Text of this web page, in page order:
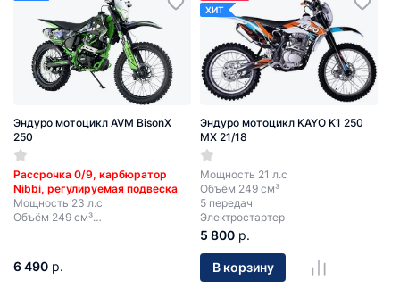
Эндуро мотоцикл AVM BisonX
250
Рассрочка 0/9, карбюратор
Nibbi, регулируемая подвеска
Мощность 23 л.с
Объём 249 см³
6 490 р.
ХИТ
Эндуро мотоцикл KAYO K1 250
MX 21/18
Мощность 21 л.с
Объём 249 см³
5 передач
Электростартер
5 800 р.
В корзину